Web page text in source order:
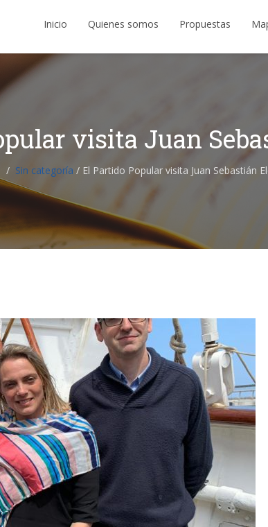
Inicio Quienes somos Propuestas
visita Juan
Sin categoría / El Partido Popular visita Juan Sebastián